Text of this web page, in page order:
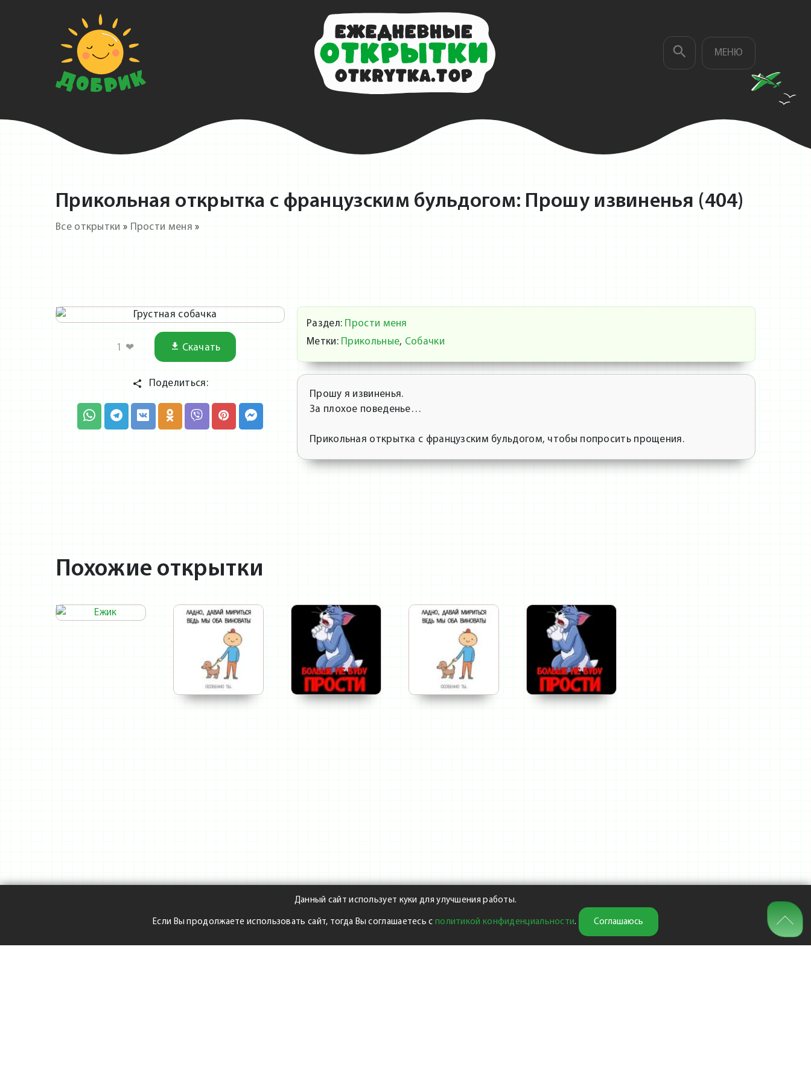
МЕНЮ
Прикольная открытка с французским бульдогом: Прошу извиненья (404)
Все открытки » Прости меня »
1 ❤ Скачать
Поделиться:
Раздел: Прости меня
Метки: Прикольные, Собачки
Прошу я извиненья.
За плохое поведенье…
Прикольная открытка с французским бульдогом, чтобы попросить прощения.
Похожие открытки
Данный сайт использует куки для улучшения работы.
Если Вы продолжаете использовать сайт, тогда Вы соглашаетесь с политикой конфиденциальности. Соглашаюсь